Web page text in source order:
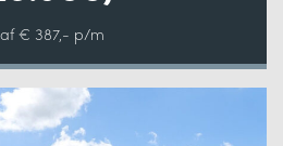
€ 387,- p/m